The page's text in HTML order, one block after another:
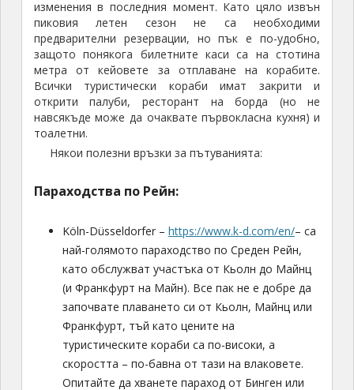
изменения в последния момент. Като цяло извън
пиковия летен сезон не са необходими
предварителни резервации, но пък е по-удобно,
защото понякога билетните каси са на стотина
метра от кейовете за отплаване на корабите.
Всички туристически кораби имат закрити и
открити палуби, ресторант на борда (но не
навсякъде може да очаквате първокласна кухня) и
тоалетни.
Някои полезни връзки за пътуванията:
Параходства по Рейн:
Köln-Düsseldorfer – https://www.k-d.com/en/– са
най-голямото параходство по Среден Рейн,
като обслужват участъка от Кьолн до Майнц
(и Франкфурт на Майн). Все пак не е добре да
започвате плаването си от Кьолн, Майнц или
Франкфурт, тъй като цените на
туристическите кораби са по-високи, а
скоростта – по-бавна от тази на влаковете.
Опитайте да хванете параход от Бинген или